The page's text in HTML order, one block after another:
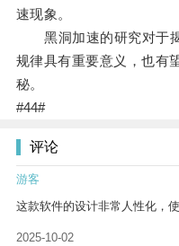
速现象。
黑洞加速的研究对于揭
规律具有重要意义，也有
秘。
#44#
评论
游客
这款软件的设计非常人性化，
2025-10-02